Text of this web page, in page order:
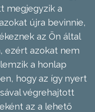
megjegyzik a
újra bevinnie,
az Ön által
ezért azokat nem
a honlap
hogy az így nyert
végrehajtott
az a lehető